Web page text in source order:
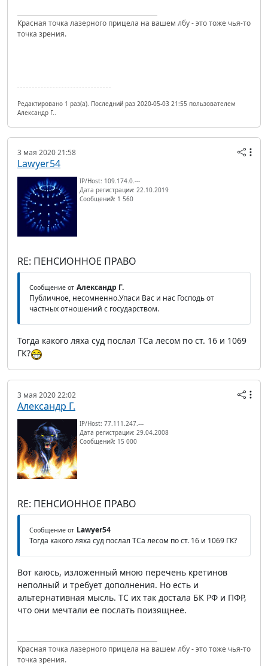
Красная точка лазерного прицела на вашем лбу - это тоже чья-то
точка зрения.
Редактировано 1 раз(а). Последний раз 2020-05-03 21:55 пользователем
Александр Г..
3 мая 2020 21:58
Lawyer54
IP/Host: 109.174.0.---
Дата регистрации: 22.10.2019
Сообщений: 1 560
RE: ПЕНСИОННОЕ ПРАВО
Сообщение от Александр Г.
Публичное, несомненно.Упаси Вас и нас Господь от
частных отношений с государством.
Тогда какого ляха суд послал ТСа лесом по ст. 16 и 1069
ГК?
3 мая 2020 22:02
Александр Г.
IP/Host: 77.111.247.---
Дата регистрации: 29.04.2008
Сообщений: 15 000
RE: ПЕНСИОННОЕ ПРАВО
Сообщение от Lawyer54
Тогда какого ляха суд послал ТСа лесом по ст. 16 и 1069 ГК?
Вот каюсь, изложенный мною перечень кретинов
неполный и требует дополнения. Но есть и
альтернативная мысль. ТС их так достала БК РФ и ПФР,
что они мечтали ее послать поизящнее.
Красная точка лазерного прицела на вашем лбу - это тоже чья-то
точка зрения.